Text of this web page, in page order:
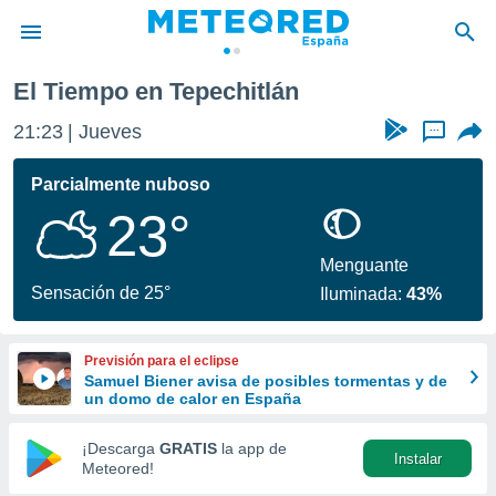
de
por
se
calidad.
a este
las
y
forma
digital
basada
El Tiempo en Tepechitlán
21:23 Jueves ...
Parcialmente nuboso
23°
Sensación de 25°
Menguante
Iluminada:43%
Previsión para el eclipse
Samuel Biener avisa de posibles tormentas y de
un domo de calor en España
¡Descarga GRATIS la app de
Meteored!
Instalar